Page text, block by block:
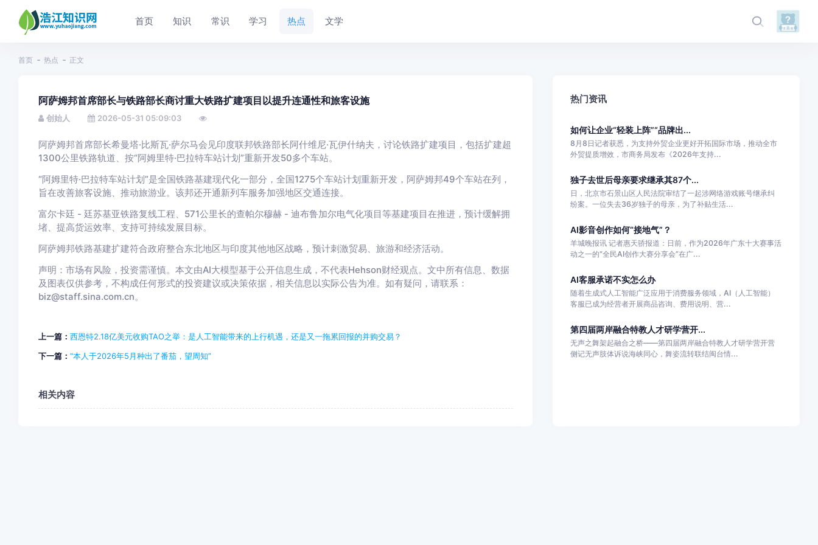
首页 知识 常识 学习 热点 文学
首页 热点 正文
阿萨姆邦首席部长与铁路部长商讨重大铁路扩建项目以提升连通性和旅客设施
创始人 2026-05-31 05:09:03
阿萨姆邦首席部长希曼塔·比斯瓦·萨尔马会见印度联邦铁路部长阿什维尼·瓦伊什纳夫，讨论铁路扩建项目，包括扩建超
1300公里铁路轨道、按“阿姆里特·巴拉特车站计划”重新开发50多个车站。
“阿姆里特·巴拉特车站计划”是全国铁路基建现代化一部分，全国1275个车站计划重新开发，阿萨姆邦49个车站在列，
旨在改善旅客设施、推动旅游业。该邦还开通新列车服务加强地区交通连接。
富尔卡廷 - 廷苏基亚铁路复线工程、571公里长的查帕尔穆赫 - 迪布鲁加尔电气化项目等基建项目在推进，预计缓解拥
堵、提高货运效率、支持可持续发展目标。
阿萨姆邦铁路基建扩建符合政府整合东北地区与印度其他地区战略，预计刺激贸易、旅游和经济活动。
声明：市场有风险，投资需谨慎。本文由AI大模型基于公开信息生成，不代表Hehson财经观点。文中所有信息、数据
及图表仅供参考，不构成任何形式的投资建议或决策依据，相关信息以实际公告为准。如有疑问，请联系：
biz@staff.sina.com.cn。
上一篇： 西恩特2.18亿美元收购TAO之举：是人工智能带来的上行机遇，还是又一拖累回报的并购交易？
下一篇： “本人于2026年5月种出了番茄，望周知”
相关内容
热门资讯
如何让企业“轻装上阵”“品牌出...
8月8日记者获悉，为支持外贸企业更好开拓国际市场，推动全市
外贸提质增效，市商务局发布《2026年支持...
独子去世后母亲要求继承其87个...
日，北京市石景山区人民法院审结了一起涉网络游戏账号继承纠
纷案。一位失去36岁独子的母亲，为了补贴生活...
AI影音创作如何“接地气”？
羊城晚报讯 记者惠天骄报道：日前，作为2026年广东十大赛事活
动之一的“全民AI创作大赛分享会”在广...
AI客服承诺不实怎么办
随着生成式人工智能广泛应用于消费服务领域，AI（人工智能）
客服已成为经营者开展商品咨询、费用说明、营...
第四届两岸融合特教人才研学营开...
无声之舞架起融合之桥——第四届两岸融合特教人才研学营开营
侧记无声肢体诉说海峡同心，舞姿流转联结闽台情...